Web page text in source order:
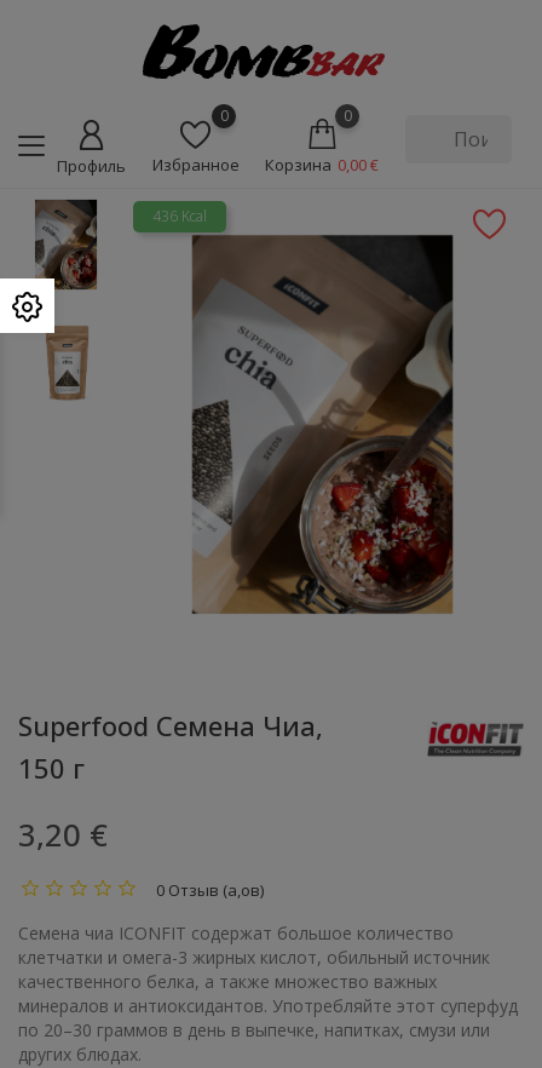
Профиль
0
Избранное
0
Корзина 0,00 €
436 Kcal
Superfood Семена Чиа,
150 г
3,20 €
0 Отзыв (а,ов)
Семена чиа ICONFIT содержат большое количество
клетчатки и омега-3 жирных кислот, обильный источник
качественного белка, а также множество важных
минералов и антиоксидантов. Употребляйте этот суперфуд
по 20–30 граммов в день в выпечке, напитках, смузи или
других блюдах.